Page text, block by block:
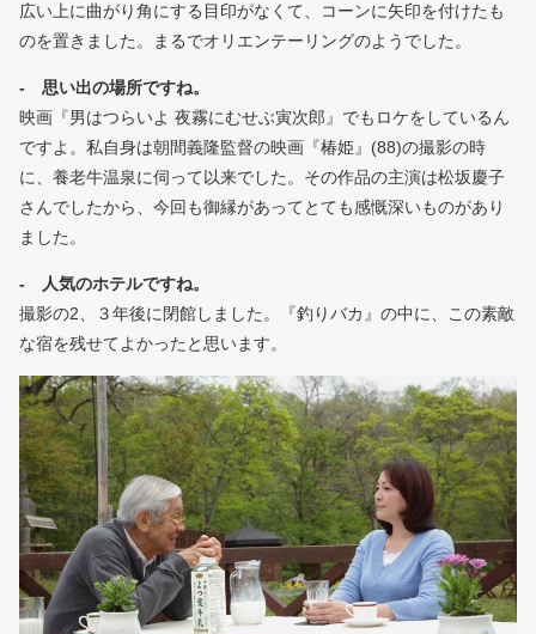
広い上に曲がり角にする目印がなくて、コーンに矢印を付けたも
のを置きました。まるでオリエンテーリングのようでした。
- 思い出の場所ですね。
映画『男はつらいよ 夜霧にむせぶ寅次郎』でもロケをしているん
ですよ。私自身は朝間義隆監督の映画『椿姫』(88)の撮影の時
に、養老牛温泉に伺って以来でした。その作品の主演は松坂慶子
さんでしたから、今回も御縁があってとても感慨深いものがあり
ました。
- 人気のホテルですね。
撮影の2、３年後に閉館しました。『釣りバカ』の中に、この素敵
な宿を残せてよかったと思います。